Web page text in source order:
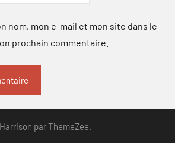
nom, mon e-mail et mon site dans le
prochain commentaire.
par ThemeZee.